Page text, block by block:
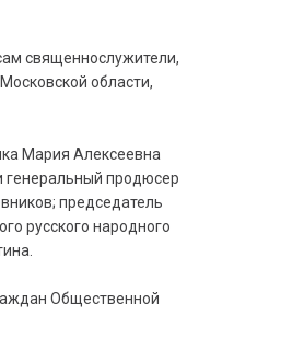
священнослужители,
области,
Мария Алексеевна
генеральный продюсер
председатель
русского народного
Общественной